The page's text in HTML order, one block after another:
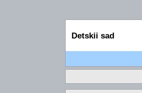
Detskii sad